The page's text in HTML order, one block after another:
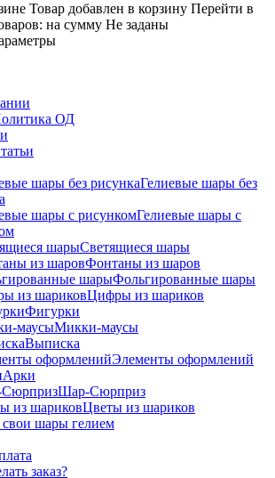
Товар добавлен в корзину Перейти в
на сумму Не заданы
ОД
Гелиевые шары без
Гелиевые шары с
Светящиеся шары
Фонтаны из шаров
Фольгированные шары
Цифры из шариков
Фигурки
Микки-маусы
Выписка
Элементы оформлений
Арки
Шар-Сюрприз
Цветы из шариков
свои шары гелием
заказ?